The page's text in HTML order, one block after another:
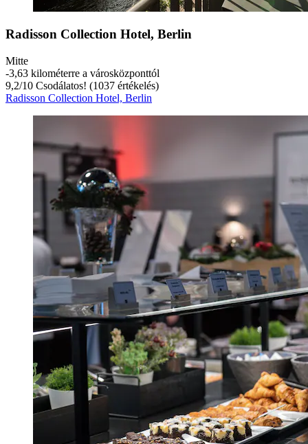
Radisson Collection Hotel, Berlin
Mitte
‐3,63 kilométerre a városközponttól
9,2/10 Csodálatos! (1037 értékelés)
Radisson Collection Hotel, Berlin